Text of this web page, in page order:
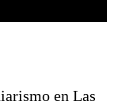
en Las